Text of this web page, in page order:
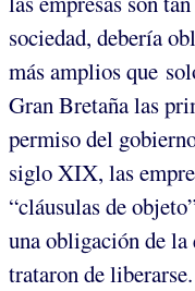
sociedad, debería
más amplios que
Gran Bretaña las
permiso del
siglo XIX, las
“cláusulas de
una obligación de la
trataron de liberarse.